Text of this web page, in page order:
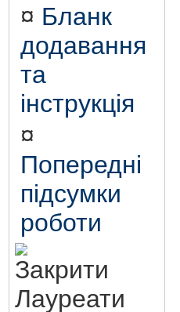
¤ Бланк
додавання
та
інструкція
¤
Попередні
підсумки
роботи
Лауреати